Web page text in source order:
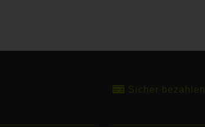
Sicher bezahlen